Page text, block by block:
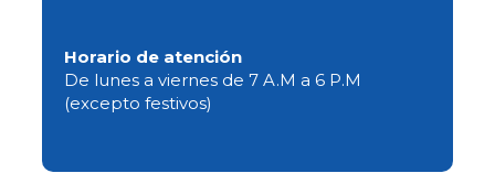
Horario de atención​
​De lunes a viernes de 7 A.M a 6 P.M
(excepto festivos)​